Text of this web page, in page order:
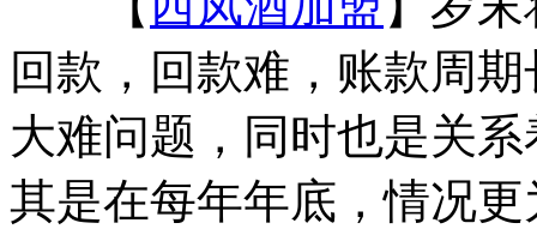
回款，回款难，账款周
大难问题，同时也是关
其是在每年年底，情况